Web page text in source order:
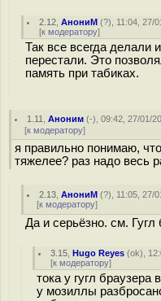
2.12 ,АнониМ (?), 11:04, 27/
[к модератору]
Так все всегда делали
перестали. Это
память при табиках.
1.11 ,Аноним (-), 09:42, 27/01/
[к модератору]
я правильно понимаю,
тяжелее? раз надо весь
2.13 ,АнониМ (?), 11:05, 27/
[к модератору]
Да и серьёзно. см. Гугл
3.15 ,Hugo Reyes (ok),
[к модератору]
тока у гугл браузера
у мозиллы